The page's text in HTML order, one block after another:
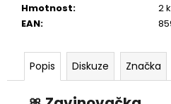
Hmotnost:
2
EAN:
Popis Diskuze Značka